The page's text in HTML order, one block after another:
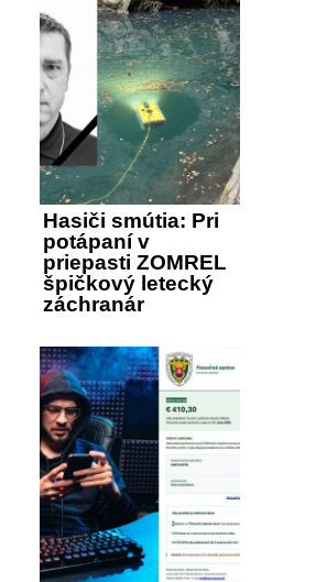
Hasiči smútia: Pri
potápaní v
priepasti ZOMREL
špičkový letecký
záchranár